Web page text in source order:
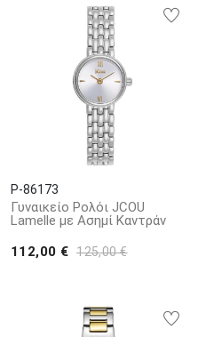
P-86173
Γυναικείο Ρολόι JCOU
Lamelle με Ασημί Καντράν
112,00 € 125,00 €